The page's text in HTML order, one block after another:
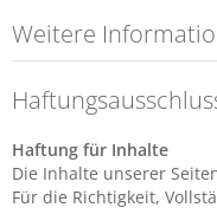
Weitere
Haftung für Inhalte
Die Inhalte unserer
Für die Richtigkeit,